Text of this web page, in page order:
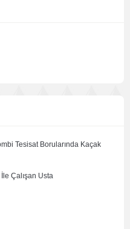
Tesisat Borularında Kaçak
Çalışan Usta